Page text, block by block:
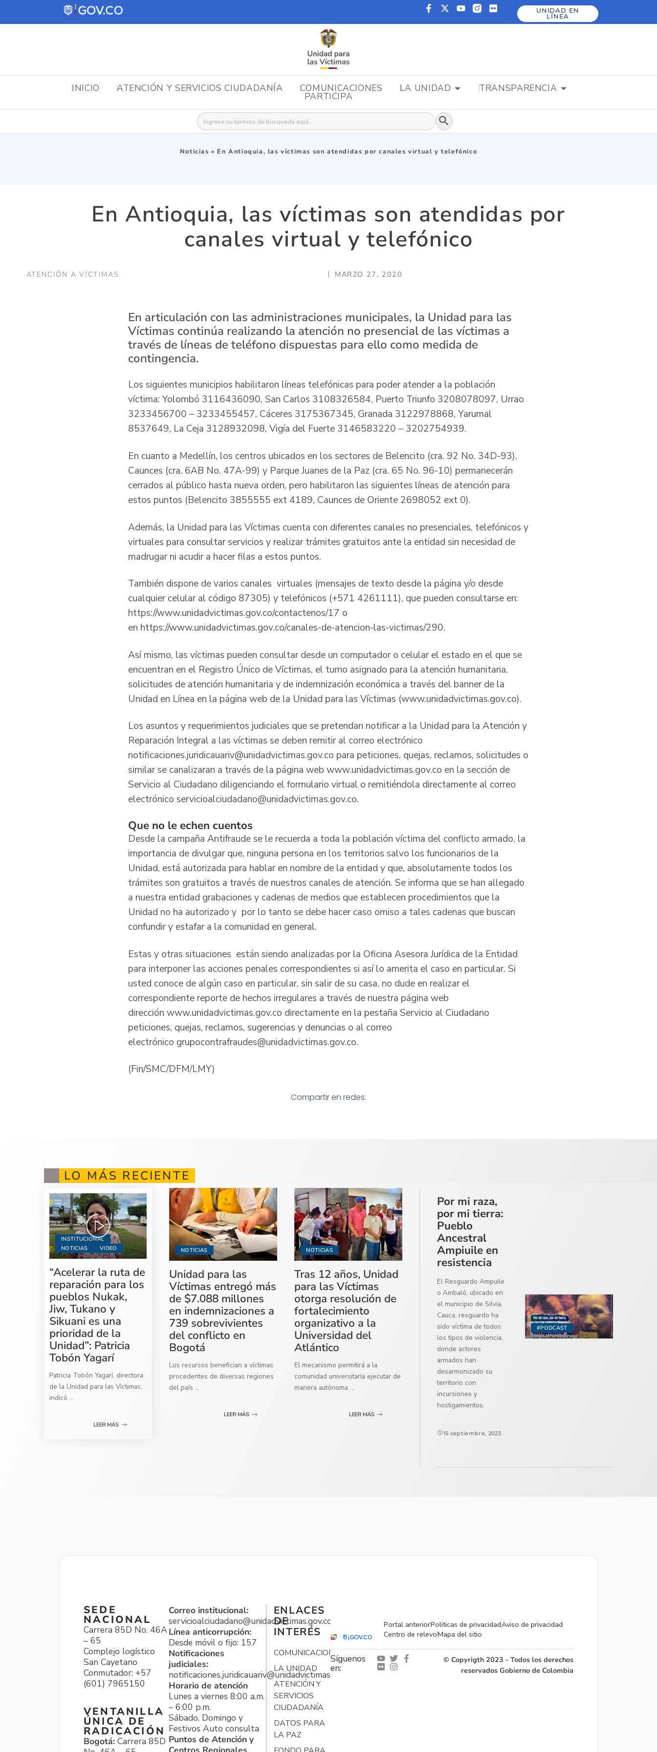
UNIDAD EN
LÍNEA
INICIO ATENCIÓN Y SERVICIOS CIUDADANÍA COMUNICACIONES LA UNIDAD TRANSPARENCIA
PARTICIPA
Buscar: Botón de búsqueda
Noticias » En Antioquia, las víctimas son atendidas por canales virtual y telefónico
En Antioquia, las víctimas son atendidas por
canales virtual y telefónico
ATENCIÓN A VÍCTIMAS MARZO 27, 2020
En articulación con las administraciones municipales, la Unidad para las
Víctimas continúa realizando la atención no presencial de las víctimas a
través de líneas de teléfono dispuestas para ello como medida de
contingencia.
Los siguientes municipios habilitaron líneas telefónicas para poder atender a la población
víctima: Yolombó 3116436090, San Carlos 3108326584, Puerto Triunfo 3208078097, Urrao
3233456700 – 3233455457, Cáceres 3175367345, Granada 3122978868, Yarumal
8537649, La Ceja 3128932098, Vigía del Fuerte 3146583220 – 3202754939.
En cuanto a Medellín, los centros ubicados en los sectores de Belencito (cra. 92 No. 34D-93),
Caunces (cra. 6AB No. 47A-99) y Parque Juanes de la Paz (cra. 65 No. 96-10) permanecerán
cerrados al público hasta nueva orden, pero habilitaron las siguientes líneas de atención para
estos puntos (Belencito 3855555 ext 4189, Caunces de Oriente 2698052 ext 0).
Además, la Unidad para las Víctimas cuenta con diferentes canales no presenciales, telefónicos y
virtuales para consultar servicios y realizar trámites gratuitos ante la entidad sin necesidad de
madrugar ni acudir a hacer filas a estos puntos.
También dispone de varios canales virtuales (mensajes de texto desde la página y/o desde
cualquier celular al código 87305) y telefónicos (+571 4261111), que pueden consultarse en:
https://www.unidadvictimas.gov.co/contactenos/17 o
en https://www.unidadvictimas.gov.co/canales-de-atencion-las-victimas/290.
Así mismo, las víctimas pueden consultar desde un computador o celular el estado en el que se
encuentran en el Registro Único de Víctimas, el turno asignado para la atención humanitaria,
solicitudes de atención humanitaria y de indemnización económica a través del banner de la
Unidad en Línea en la página web de la Unidad para las Víctimas (www.unidadvictimas.gov.co).
Los asuntos y requerimientos judiciales que se pretendan notificar a la Unidad para la Atención y
Reparación Integral a las víctimas se deben remitir al correo electrónico
notificaciones.juridicauariv@unidadvictimas.gov.co para peticiones, quejas, reclamos, solicitudes o
similar se canalizaran a través de la página web www.unidadvictimas.gov.co en la sección de
Servicio al Ciudadano diligenciando el formulario virtual o remitiéndola directamente al correo
electrónico servicioalciudadano@unidadvictimas.gov.co.
Que no le echen cuentos
Desde la campaña Antifraude se le recuerda a toda la población víctima del conflicto armado, la
importancia de divulgar que, ninguna persona en los territorios salvo los funcionarios de la
Unidad, está autorizada para hablar en nombre de la entidad y que, absolutamente todos los
trámites son gratuitos a través de nuestros canales de atención. Se informa que se han allegado
a nuestra entidad grabaciones y cadenas de medios que establecen procedimientos que la
Unidad no ha autorizado y por lo tanto se debe hacer caso omiso a tales cadenas que buscan
confundir y estafar a la comunidad en general.
Estas y otras situaciones están siendo analizadas por la Oficina Asesora Jurídica de la Entidad
para interponer las acciones penales correspondientes si así lo amerita el caso en particular. Si
usted conoce de algún caso en particular, sin salir de su casa, no dude en realizar el
correspondiente reporte de hechos irregulares a través de nuestra página web
dirección www.unidadvictimas.gov.co directamente en la pestaña Servicio al Ciudadano
peticiones, quejas, reclamos, sugerencias y denuncias o al correo
electrónico grupocontrafraudes@unidadvictimas.gov.co.
(Fin/SMC/DFM/LMY)
Compartir en redes:
LO MÁS RECIENTE
INSTITUCIONAL
NOTICIAS
VIDEO
“Acelerar la ruta de
reparación para los
pueblos Nukak,
Jiw, Tukano y
Sikuani es una
prioridad de la
Unidad”: Patricia
Tobón Yagarí
Patricia Tobón Yagarí, directora
de la Unidad para las Víctimas,
indicó ...
LEER MÁS
NOTICIAS
Unidad para las
Víctimas entregó más
de $7.088 millones
en indemnizaciones a
739 sobrevivientes
del conflicto en
Bogotá
Los recursos benefician a víctimas
procedentes de diversas regiones
del país ...
LEER MÁS
NOTICIAS
Tras 12 años, Unidad
para las Víctimas
otorga resolución de
fortalecimiento
organizativo a la
Universidad del
Atlántico
El mecanismo permitirá a la
comunidad universitaria ejecutar de
manera autónoma ...
LEER MÁS
#PODCAST
Por mi raza,
por mi tierra:
Pueblo
Ancestral
Ampiuile en
resistencia
El Resguardo Ampuile
o Ambaló, ubicado en
el municipio de Silvia,
Cauca, resguardo ha
sido víctima de todos
los tipos de violencia,
donde actores
armados han
desarmonizado su
territorio con
incursiones y
hostigamientos.
15 septiembre, 2023
SEDE
NACIONAL
Carrera 85D No. 46A
– 65
Complejo logístico
San Cayetano
Conmutador: +57
(601) 7965150
VENTANILLA
ÚNICA DE
RADICACIÓN
Bogotá: Carrera 85D
Correo institucional:
servicioalciudadano@unidadvictimas.gov.co
Línea anticorrupción:
Desde móvil o fijo: 157
Notificaciones
judiciales:
notificaciones.juridicauariv@unidadvictimas.gov.co
Horario de atención
Lunes a viernes 8:00 a.m.
– 6:00 p.m.
Sábado, Domingo y
Festivos Auto consulta
Puntos de Atención y
ENLACES
DE
INTERÉS
COMUNICACIONES
LA UNIDAD
ATENCIÓN Y
SERVICIOS
CIUDADANÍA
DATOS PARA
LA PAZ
Portal anteriorPolíticas de privacidadAviso de privacidad
Centro de relevoMapa del sitio
Síguenos
en:
© Copyrigth 2023 - Todos los derechos
reservados Gobierno de Colombia